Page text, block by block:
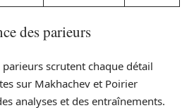
des parieurs
scrutent chaque détail
sur Makhachev et Poirier
analyses et des entraînements.